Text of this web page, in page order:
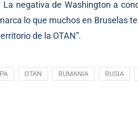
La negativa de Washington a
lo que muchos en Bruselas
de la OTAN”.
OTAN RUMANIA RUSIA